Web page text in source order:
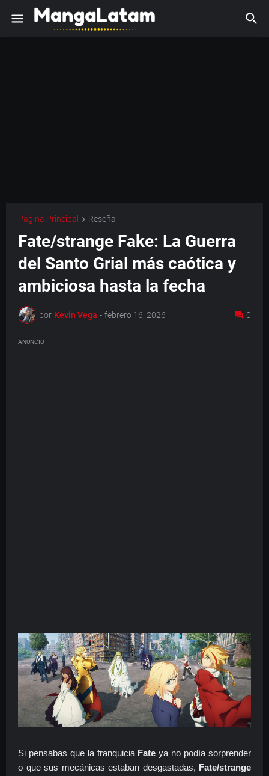
Página Principal Reseña
Fate/strange Fake: La Guerra
del Santo Grial más caótica y
ambiciosa hasta la fecha
por Kevin Vega - febrero 16, 2026 0
ANUNCIO
Si pensabas que la franquicia Fate ya no podía sorprender
o que sus mecánicas estaban desgastadas, Fate/strange